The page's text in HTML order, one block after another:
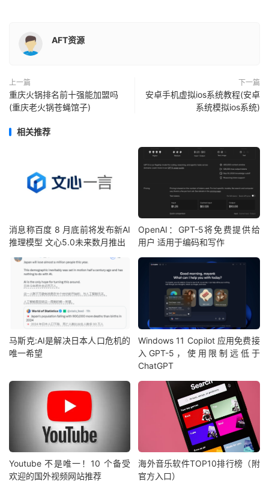
AFT资源
上一篇
重庆火锅排名前十强能加盟吗
(重庆老火锅苍蝇馆子)
下一篇
安卓手机虚拟ios系统教程(安卓
系统模拟ios系统)
相关推荐
消息称百度 8 月底前将发布新AI
推理模型 文心5.0未来数月推出
OpenAI：GPT-5将免费提供给
用户 适用于编码和写作
马斯克:AI是解决日本人口危机的
唯一希望
Windows 11 Copilot 应用免费接
入GPT-5，使用限制远低于
ChatGPT
Youtube 不是唯一！10 个备受
欢迎的国外视频网站推荐
海外音乐软件TOP10排行榜（附
官方入口）